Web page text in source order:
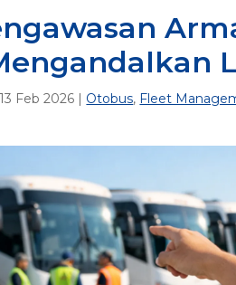
13 Feb 2026 | Otobus, Fleet